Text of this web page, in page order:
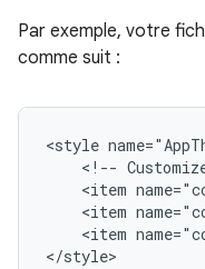
Par exemple, votre
comme suit :
<style
<!--
<item
<item
<item
</style>